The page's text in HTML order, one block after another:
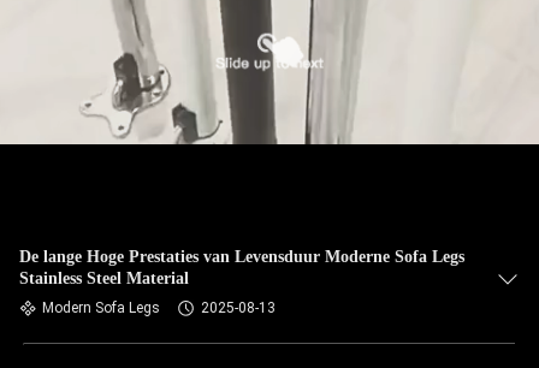
De lange Hoge Prestaties van Levensduur Moderne Sofa Legs
Stainless Steel Material
Modern Sofa Legs 2025-08-13